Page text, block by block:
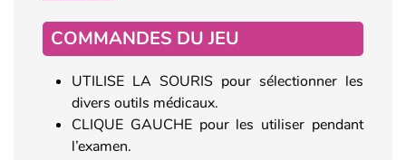
COMMANDES DU JEU
UTILISE LA SOURIS pour sélectionner les
divers outils médicaux.
CLIQUE GAUCHE pour les utiliser pendant
l’examen.